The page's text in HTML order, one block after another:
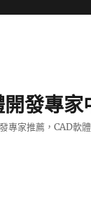
發專家
專家推薦，CAD軟